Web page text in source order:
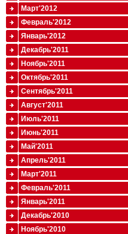
Март'2012
Февраль'2012
Январь'2012
Декабрь'2011
Ноябрь'2011
Октябрь'2011
Сентябрь'2011
Август'2011
Июль'2011
Июнь'2011
Май'2011
Апрель'2011
Март'2011
Февраль'2011
Январь'2011
Декабрь'2010
Ноябрь'2010